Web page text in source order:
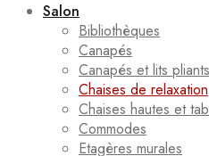
Salon
Bibliothèques
Canapés
Canapés et lits pliants
Chaises de relaxation
Chaises hautes et
Commodes
Etagères murales